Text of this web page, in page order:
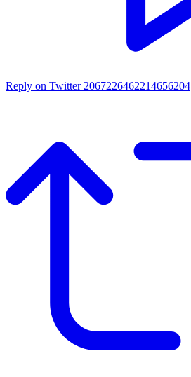
Reply on Twitter 2067226462214656204